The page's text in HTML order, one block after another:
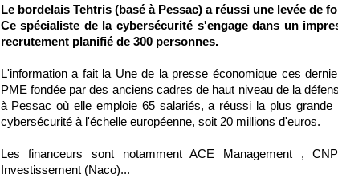
Le bordelais Tehtris (basé à Pessac) a réussi une levée de
Ce spécialiste de la cybersécurité s'engage dans un
recrutement planifié de 300 personnes.
L'information a fait la Une de la presse économique ces
PME fondée par des anciens cadres de haut niveau de la
à Pessac où elle emploie 65 salariés, a réussi la plus
cybersécurité à l'échelle européenne, soit 20 millions d'euros.
Les financeurs sont notamment ACE Management ,
Investissement (Naco)...